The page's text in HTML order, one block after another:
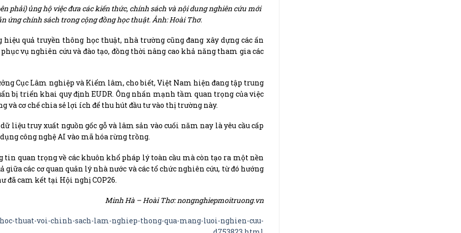
phải) ủng hộ việc đưa các kiến thức, chính sách và nội dung nghiên cứu mới
ứng chính sách trong cộng đồng học thuật. Ảnh: Hoài Thơ.
quả truyền thông học thuật, nhà trường cũng đang xây dựng các ấn
vụ nghiên cứu và đào tạo, đồng thời nâng cao khả năng tham gia các
Cục Lâm nghiệp và Kiểm lâm, cho biết, Việt Nam hiện đang tập trung
bị triển khai quy định EUDR. Ông nhấn mạnh tầm quan trọng của việc
và cơ chế chia sẻ lợi ích để thu hút đầu tư vào thị trường này.
liệu truy xuất nguồn gốc gỗ và lâm sản vào cuối năm nay là yêu cầu cấp
công nghệ AI vào mã hóa rừng trồng.
quan trọng về các khuôn khổ pháp lý toàn cầu mà còn tạo ra một nền
giữa các cơ quan quản lý nhà nước và các tổ chức nghiên cứu, từ đó hướng
đã cam kết tại Hội nghị COP26.
Minh Hà – Hoài Thơ: nongnghiepmoitruong.vn
thuat-voi-chinh-sach-lam-nghiep-thong-qua-mang-luoi-nghien-cuu-